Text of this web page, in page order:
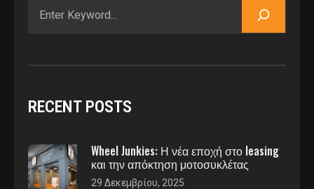
RECENT POSTS
Wheel Junkies: Η νέα εποχή στο leasing
και την απόκτηση μοτοσυκλέτας
29 Δεκεμβρίου, 2025